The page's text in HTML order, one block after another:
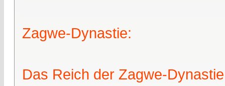
Zagwe-Dynastie:
Das Reich der Zagwe-